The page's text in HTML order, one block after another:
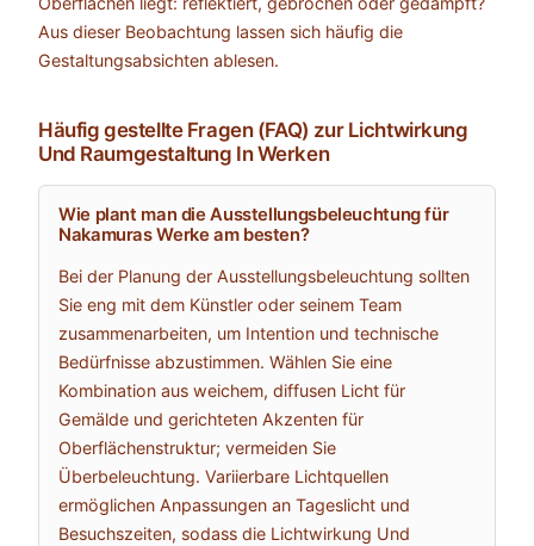
Aus dieser Beobachtung lassen sich häufig die
Gestaltungsabsichten ablesen.
Häufig gestellte Fragen (FAQ) zur Lichtwirkung
Und Raumgestaltung In Werken
Wie plant man die Ausstellungsbeleuchtung für
Nakamuras Werke am besten?
Bei der Planung der Ausstellungsbeleuchtung sollten
Sie eng mit dem Künstler oder seinem Team
zusammenarbeiten, um Intention und technische
Bedürfnisse abzustimmen. Wählen Sie eine
Kombination aus weichem, diffusen Licht für
Gemälde und gerichteten Akzenten für
Oberflächenstruktur; vermeiden Sie
Überbeleuchtung. Variierbare Lichtquellen
ermöglichen Anpassungen an Tageslicht und
Besuchszeiten, sodass die Lichtwirkung Und